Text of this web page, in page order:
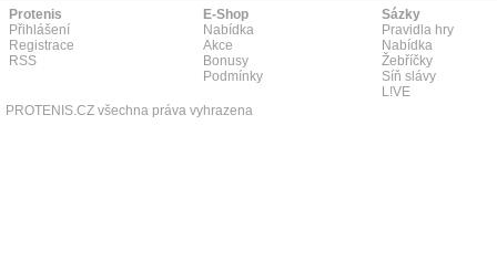
Protenis
Přihlášení
Registrace
RSS
E-Shop
Nabídka
Akce
Bonusy
Podmínky
Sázky
Pravidla hry
Nabídka
Žebříčky
Síň slávy
L!VE
PROTENIS.CZ všechna práva vyhrazena